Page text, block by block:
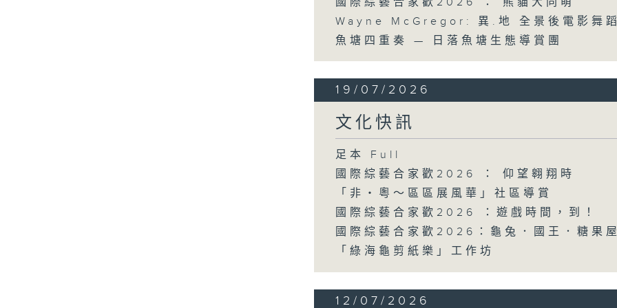
Wayne McGregor: 異.地 全景後電影舞蹈
魚塘四重奏 — 日落魚塘生態導賞團
19/07/2026
文化快訊
足本 Full
國際綜藝合家歡2026 ： 仰望翱翔時
「非・粵～區區展風華」社區導賞
國際綜藝合家歡2026 ：遊戲時間，到！
國際綜藝合家歡2026：龜兔．國王．糖果屋
「綠海龜剪紙樂」工作坊
12/07/2026